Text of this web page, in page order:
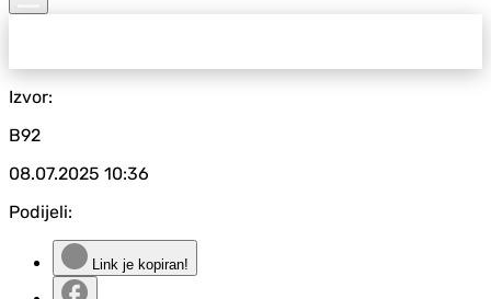
Izvor:
B92
08.07.2025 10:36
Podijeli:
Link je kopiran!